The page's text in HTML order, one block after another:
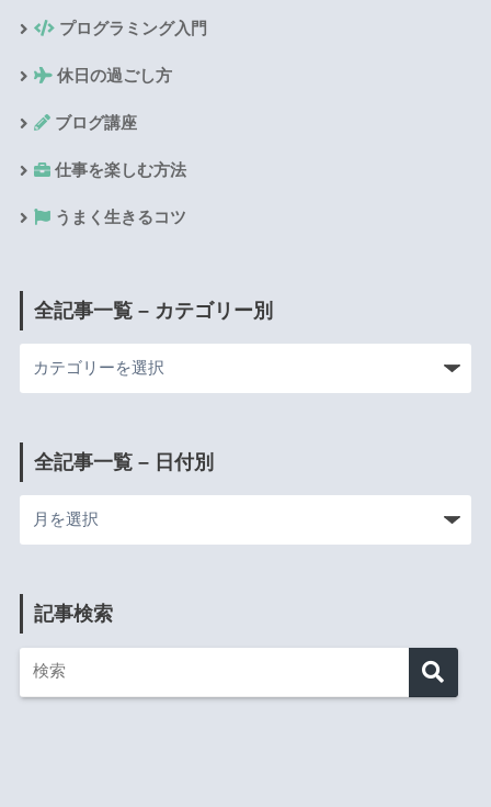
プログラミング入門
休日の過ごし方
ブログ講座
仕事を楽しむ方法
うまく生きるコツ
全記事一覧 – カテゴリー別
全記事一覧 – 日付別
記事検索